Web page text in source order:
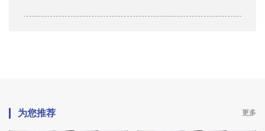
为您推荐 更多